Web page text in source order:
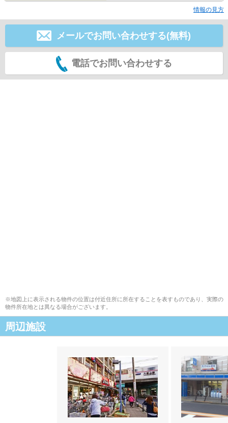
情報の見方
メールでお問い合わせする(無料)
電話でお問い合わせする
※地図上に表示される物件の位置は付近住所に所在することを表すものであり、実際の
物件所在地とは異なる場合がございます。
周辺施設